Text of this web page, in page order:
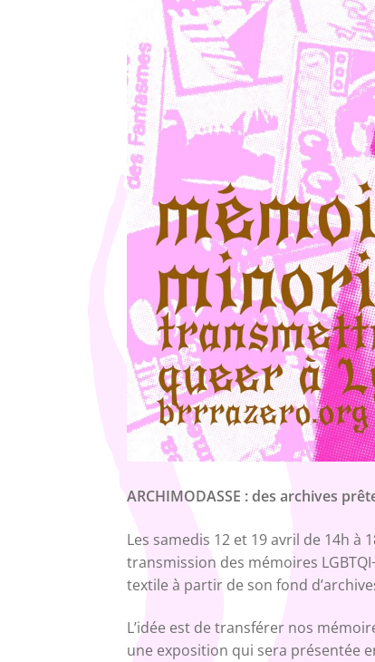
ARCHIMODASSE : des archives
Les samedis 12 et 19 avril de 14h à
transmission des mémoires
textile à partir de son fond
L’idée est de transférer nos
une exposition qui sera présentée